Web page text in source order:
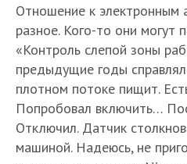
Отношение к электронным
разное. Кого-то они могут
«Контроль слепой зоны
предыдущие годы
плотном потоке пищит.
Попробовал включить…
Отключил. Датчик
машиной. Надеюсь, не